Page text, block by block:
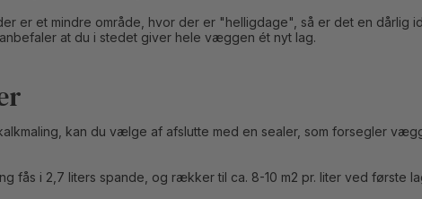
er et mindre område, hvor der er "helligdage", så er det en dårlig
at du i stedet giver hele væggen ét nyt lag.
kan du vælge af afslutte med en sealer, som forsegler
fås i 2,7 liters spande, og rækker til ca. 8-10 m2 pr. liter ved første